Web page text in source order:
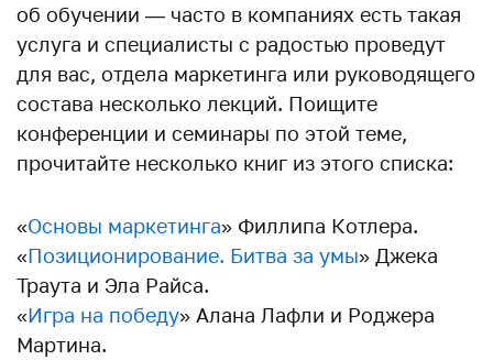
об обучении — часто в компаниях есть такая
услуга и специалисты с радостью проведут
для вас, отдела маркетинга или руководящего
состава несколько лекций. Поищите
конференции и семинары по этой теме,
прочитайте несколько книг из этого списка:
«Основы маркетинга» Филлипа Котлера.
«Позиционирование. Битва за умы» Джека
Траута и Эла Райса.
«Игра на победу» Алана Лафли и Роджера
Мартина.